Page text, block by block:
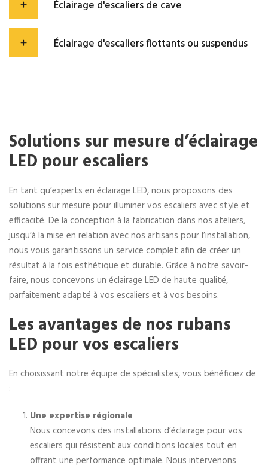
Éclairage d'escaliers de cave
Éclairage d'escaliers flottants ou suspendus
Solutions sur mesure d’éclairage
LED pour escaliers
En tant qu’experts en éclairage LED, nous proposons des
solutions sur mesure pour illuminer vos escaliers avec style et
efficacité. De la conception à la fabrication dans nos ateliers,
jusqu’à la mise en relation avec nos artisans pour l’installation,
nous vous garantissons un service complet afin de créer un
résultat à la fois esthétique et durable. Grâce à notre savoir-
faire, nous concevons un éclairage LED de haute qualité,
parfaitement adapté à vos escaliers et à vos besoins.
Les avantages de nos rubans
LED pour vos escaliers
En choisissant notre équipe de spécialistes, vous bénéficiez de
:
Une expertise régionale
Nous concevons des installations d’éclairage pour vos
escaliers qui résistent aux conditions locales tout en
offrant une performance optimale. Nous intervenons